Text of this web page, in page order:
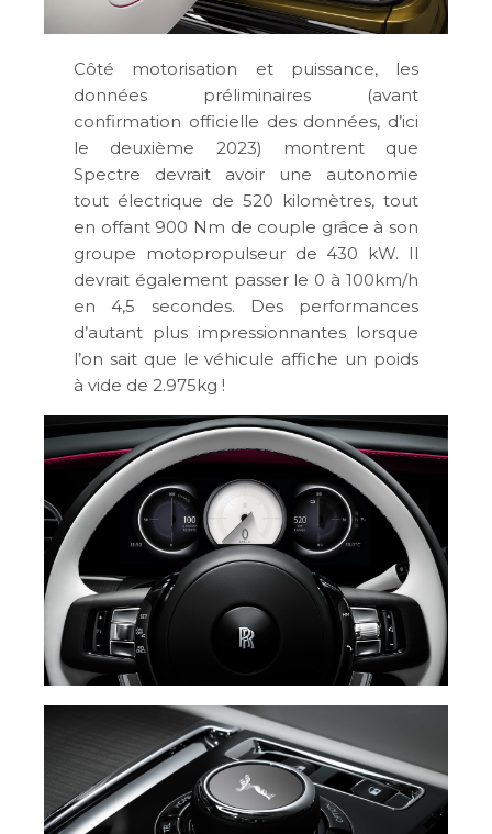
Côté motorisation et puissance, les
données préliminaires (avant
confirmation officielle des données, d’ici
le deuxième 2023) montrent que
Spectre devrait avoir une autonomie
tout électrique de 520 kilomètres, tout
en offant 900 Nm de couple grâce à son
groupe motopropulseur de 430 kW. Il
devrait également passer le 0 à 100km/h
en 4,5 secondes. Des performances
d’autant plus impressionnantes lorsque
l’on sait que le véhicule affiche un poids
à vide de 2.975kg !